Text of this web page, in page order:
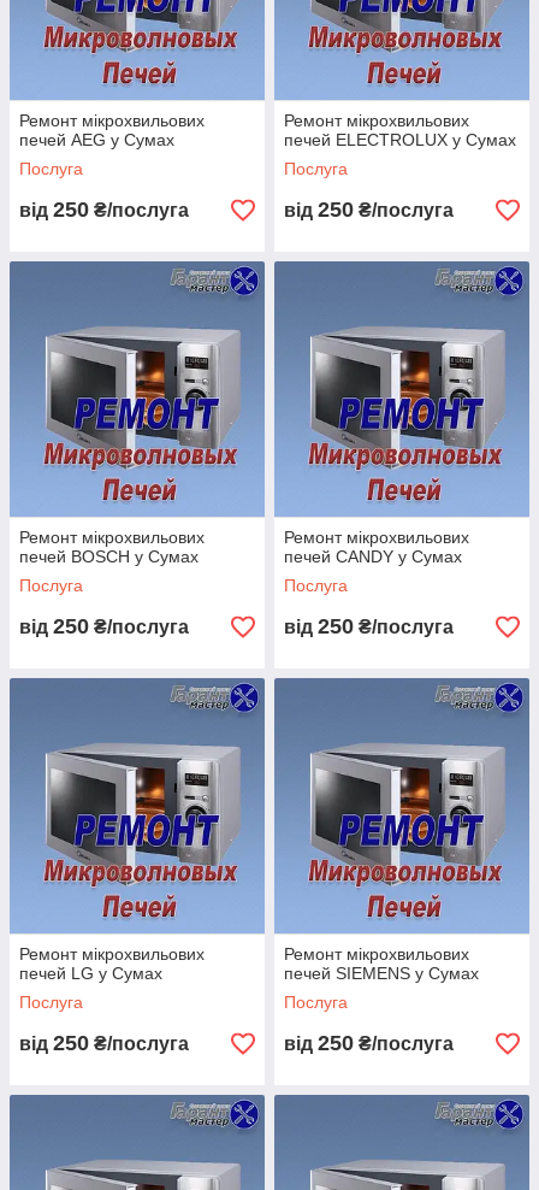
Ремонт мікрохвильових
печей AEG у Сумах
Послуга
від 250 ₴/послуга
Ремонт мікрохвильових
печей ELECTROLUX у Сумах
Послуга
від 250 ₴/послуга
Ремонт мікрохвильових
печей BOSCH у Сумах
Послуга
від 250 ₴/послуга
Ремонт мікрохвильових
печей CANDY у Сумах
Послуга
від 250 ₴/послуга
Ремонт мікрохвильових
печей LG у Сумах
Послуга
від 250 ₴/послуга
Ремонт мікрохвильових
печей SIEMENS у Сумах
Послуга
від 250 ₴/послуга